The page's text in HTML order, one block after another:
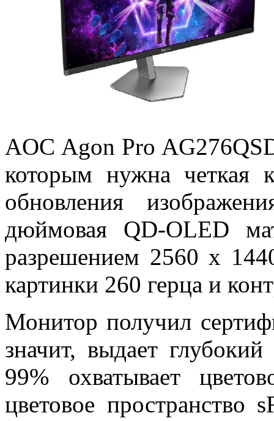
AOC Agon Pro
которым нужна четкая
обновления
дюймовая QD-OLED
разрешением 2560 х
картинки 260 герца и
Монитор получил
значит, выдает
99% охватывает
цветовое